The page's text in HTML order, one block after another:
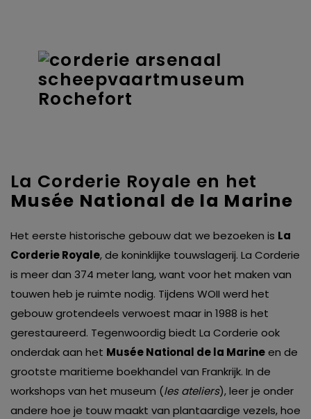
La Corderie Royale en het
Musée National de la Marine
Het eerste historische gebouw dat we bezoeken is La
Corderie Royale, de koninklijke touwslagerij. La Corderie
is meer dan 374 meter lang, want voor het maken van
touwen heb je ruimte nodig. Tijdens WOII werd het
gebouw grotendeels verwoest maar in 1988 is het
gerestaureerd. Tegenwoordig biedt La Corderie ook
onderdak aan het Musée National de la Marineen de
grootste maritieme boekhandel van Frankrijk. In de
workshops van het museum (les ateliers), leer je onder
andere hoe je touw maakt van plantaardige vezels, hoe